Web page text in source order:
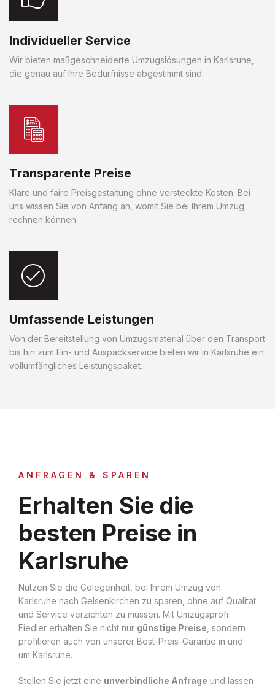
Individueller Service
Wir bieten maßgeschneiderte Umzugslösungen in Karlsruhe,
die genau auf Ihre Bedürfnisse abgestimmt sind.
Transparente Preise
Klare und faire Preisgestaltung ohne versteckte Kosten. Bei
uns wissen Sie von Anfang an, womit Sie bei Ihrem Umzug
rechnen können.
Umfassende Leistungen
Von der Bereitstellung von Umzugsmaterial über den Transport
bis hin zum Ein- und Auspackservice bieten wir in Karlsruhe ein
vollumfängliches Leistungspaket.
ANFRAGEN & SPAREN
Erhalten Sie die
besten Preise in
Karlsruhe
Nutzen Sie die Gelegenheit, bei Ihrem Umzug von
Karlsruhe nach Gelsenkirchen zu sparen, ohne auf Qualität
und Service verzichten zu müssen. Mit Umzugsprofi
Fiedler erhalten Sie nicht nur günstige Preise , sondern
profitieren auch von unserer Best-Preis-Garantie in und
um Karlsruhe.
Stellen Sie jetzt eine unverbindliche Anfrage und lassen